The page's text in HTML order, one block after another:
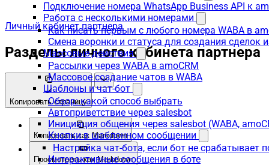
Подключение номера WhatsApp Business API к
Работа с несколькими номерами
Как писать первым с любого номера WABA в
Смена воронки и статуса для создания сделок
Массовые действия
Рассылки через WABA в amoCRM
Массовое создание чатов в WABA
Шаблоны и чат-бот
Обзор: какой способ выбрать
Автоприветствие через salesbot
Инициация общения через salesbot (WABA,
Кнопки в шаблонном сообщении
Настройка чат-бота, если бот не срабатывает
Интерактивные сообщения в боте
Личный кабинет партнера
Разделы личного кабинета партнера
Копировать страницу
Копировать как Markdown
Просмотреть как Markdown